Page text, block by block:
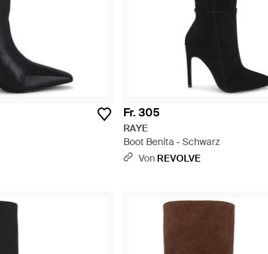
Fr. 305
RAYE
Boot Benita - Schwarz
Von REVOLVE